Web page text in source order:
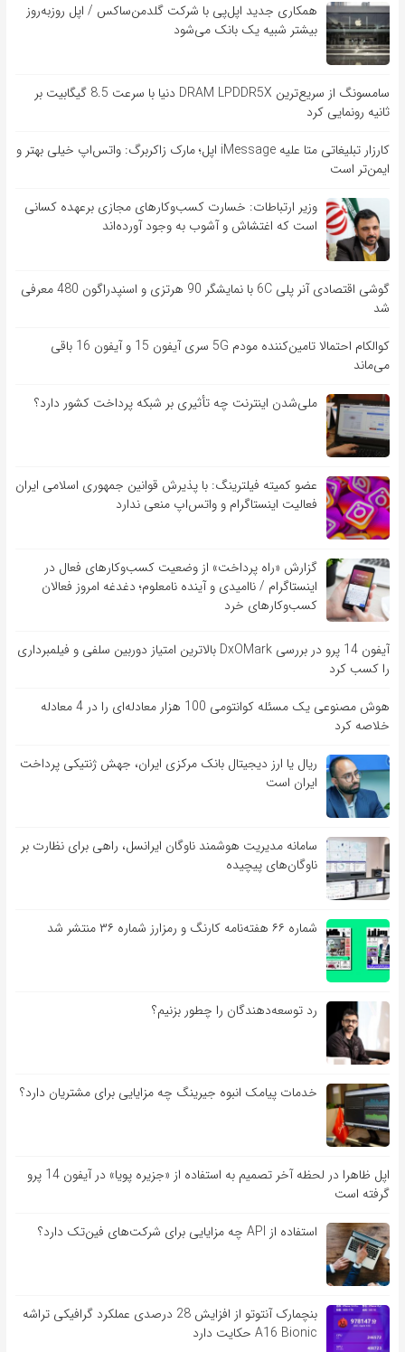
همکاری جدید اپل‌پی با شرکت گلدمن‌ساکس / اپل روزبه‌روز
بیشتر شبیه یک بانک می‌شود
سامسونگ از سریع‌ترین DRAM LPDDR5X دنیا با سرعت 8.5 گیگابیت بر
ثانیه رونمایی کرد
کارزار تبلیغاتی متا علیه iMessage اپل؛ مارک زاکربرگ: واتس‌اپ خیلی بهتر و
ایمن‌تر است
وزیر ارتباطات: خسارت کسب‌وکارهای مجازی برعهده کسانی
است که اغتشاش و آشوب به وجود آورده‌اند
گوشی اقتصادی آنر پلی 6C با نمایشگر 90 هرتزی و اسنپدراگون 480 معرفی
شد
کوالکام احتمالا تامین‌کننده مودم 5G سری آیفون 15 و آیفون 16 باقی
می‌ماند
ملی‌شدن اینترنت چه تأثیری بر شبکه پرداخت کشور دارد؟
عضو کمیته فیلترینگ: با پذیرش قوانین جمهوری اسلامی ایران
فعالیت اینستاگرام و واتس‌اپ منعی ندارد
گزارش «راه پرداخت» از وضعیت کسب‌وکارهای فعال در
اینستاگرام / ناامیدی و آینده نامعلوم؛ دغدغه امروز فعالان
کسب‌وکارهای خرد
آیفون 14 پرو در بررسی DxOMark بالاترین امتیاز دوربین سلفی و فیلمبرداری
را کسب کرد
هوش مصنوعی یک مسئله کوانتومی 100 هزار معادله‌‎ای را در 4 معادله
خلاصه کرد
ریال یا ارز دیجیتال بانک مرکزی ایران، جهش ژنتیکی پرداخت
ایران است
سامانه مدیریت هوشمند ناوگان ایرانسل، راهی برای نظارت بر
ناوگان‌های پیچیده
شماره ۶۶ هفته‌نامه کارنگ و رمزارز شماره ۳۶ منتشر شد
رد توسعه‌دهندگان را چطور بزنیم؟
خدمات پیامک انبوه جیرینگ چه مزایایی برای مشتریان دارد؟
اپل ظاهرا در لحظه آخر تصمیم به استفاده از «جزیره پویا» در آیفون 14 پرو
گرفته است
استفاده از API چه مزایایی برای شرکت‌های فین‌تک دارد؟
بنچمارک آنتوتو از افزایش 28 درصدی عملکرد گرافیکی تراشه
A16 Bionic حکایت دارد